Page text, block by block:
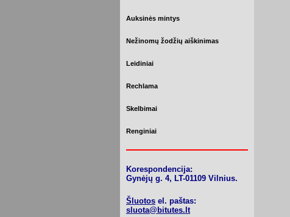
Auksinės mintys
Nežinomų žodžių aiškinimas
Leidiniai
Rechlama
Skelbimai
Renginiai
Korespondencija:
Gynėjų g. 4, LT-01109 Vilnius.
Šluotos el. paštas:
sluota@bitutes.lt